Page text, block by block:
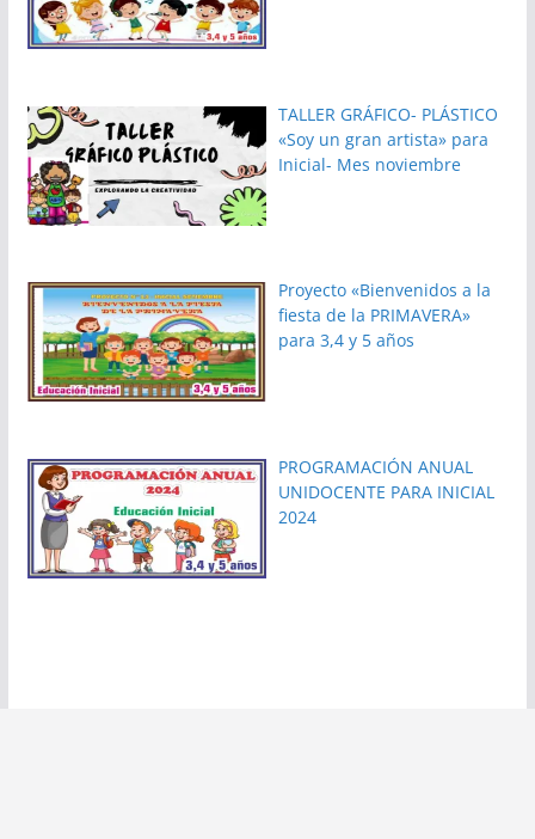
TALLER GRÁFICO- PLÁSTICO
«Soy un gran artista» para
Inicial- Mes noviembre
Proyecto «Bienvenidos a la
fiesta de la PRIMAVERA»
para 3,4 y 5 años
PROGRAMACIÓN ANUAL
UNIDOCENTE PARA INICIAL
2024